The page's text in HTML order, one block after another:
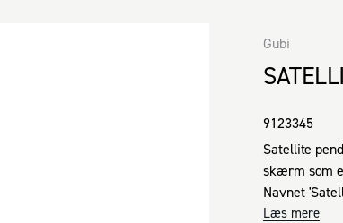
Gubi
9123345
Satellite
skærm som
Navnet
den
Læs mere